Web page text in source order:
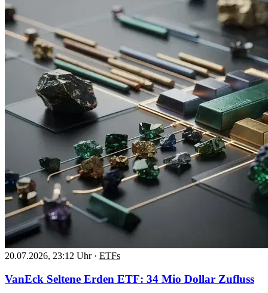
20.07.2026, 23:12 Uhr · ETFs
VanEck Seltene Erden ETF: 34 Mio Dollar Zufluss